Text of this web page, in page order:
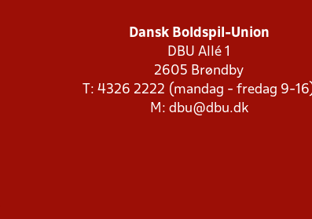
Dansk Boldspil-Union
DBU Allé 1
2605 Brøndby
T: 4326 2222 (mandag - fredag 9-
M: dbu@dbu.dk